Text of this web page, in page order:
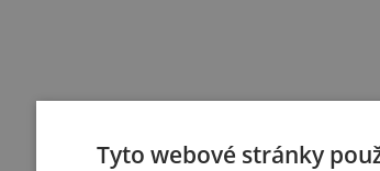
Tyto webové stránky